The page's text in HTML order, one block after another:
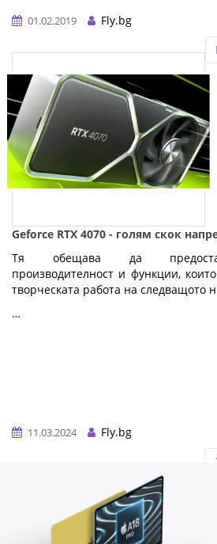
01.02.2019
Fly.bg
Geforce RTX 4070 - голям скок
Тя обещава да
производителност и функции,
творческата работа на следващото
…
11.03.2024
Fly.bg